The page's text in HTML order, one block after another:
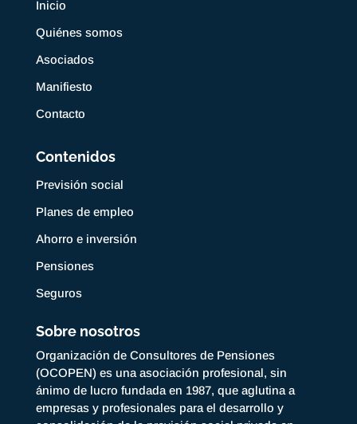
Inicio
Quiénes somos
Asociados
Manifiesto
Contacto
Contenidos
Previsión social
Planes de empleo
Ahorro e inversión
Pensiones
Seguros
Sobre nosotros
Organización de Consultores de Pensiones
(OCOPEN) es una asociación profesional, sin
ánimo de lucro fundada en 1987, que aglutina a
empresas y profesionales para el desarrollo y